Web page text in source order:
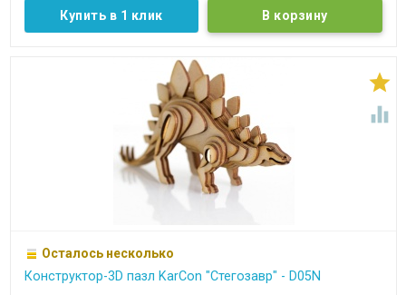
Купить в 1 клик


Осталось несколько
Конструктор-3D пазл KarCon "Стегозавр" - D05N